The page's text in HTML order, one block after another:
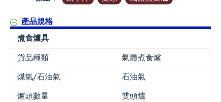
產品規格
煮食爐具
貨品種類
氣體煮食爐
煤氣/石油氣
石油氣
爐頭數量
雙頭爐